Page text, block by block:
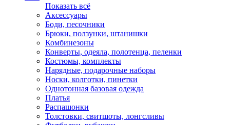
Показать всё
Аксессуары
Боди, песочники
Брюки, ползунки, штанишки
Комбинезоны
Конверты, одеяла, полотенца, пеленки
Костюмы, комплекты
Нарядные, подарочные наборы
Носки, колготки, пинетки
Однотонная базовая одежда
Платья
Распашонки
Толстовки, свитшоты, лонгсливы